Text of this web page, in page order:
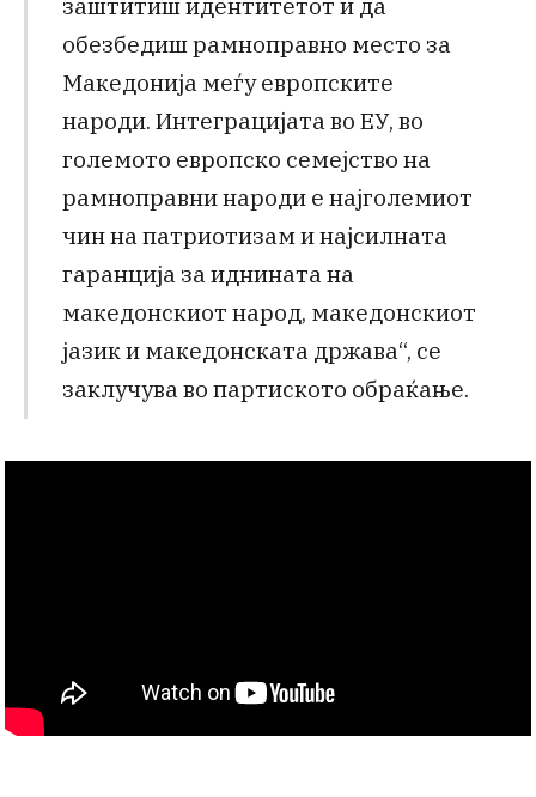
обезбедиш рамноправно место за
Македонија меѓу европските
народи. Интеграцијата во ЕУ, во
големото европско семејство на
рамноправни народи е најголемиот
чин на патриотизам и најсилната
гаранција за иднината на
македонскиот народ, македонскиот
јазик и македонската држава“, се
заклучува во партиското обраќање.